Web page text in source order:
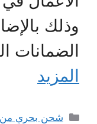
وذلك
الضمانات
المزيد
التصنيفات
شحن بحري من